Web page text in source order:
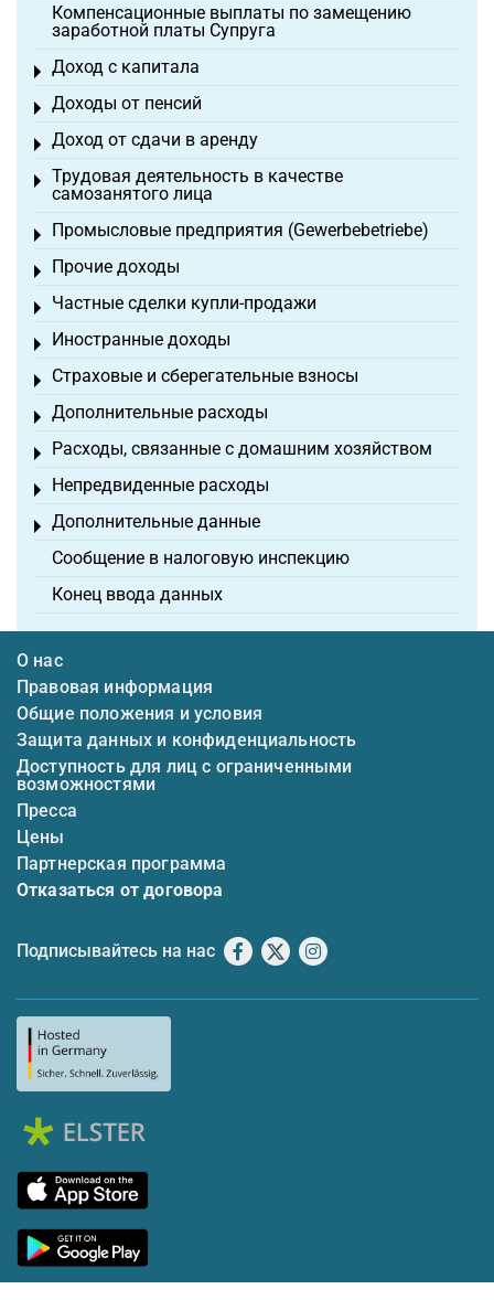
Компенсационные выплаты по замещению
заработной платы Супруга
Доход с капитала
Toggle menu
Доходы от пенсий
Toggle menu
Доход от сдачи в аренду
Toggle menu
Трудовая деятельность в качестве
самозанятого лица
Toggle menu
Промысловые предприятия (Gewerbebetriebe)
Toggle menu
Прочие доходы
Toggle menu
Частные сделки купли-продажи
Toggle menu
Иностранные доходы
Toggle menu
Страховые и сберегательные взносы
Toggle menu
Дополнительные расходы
Toggle menu
Расходы, связанные с домашним хозяйством
Toggle menu
Непредвиденные расходы
Toggle menu
Дополнительные данные
Toggle menu
Сообщение в налоговую инспекцию
Конец ввода данных
О нас
Правовая информация
Общие положения и условия
Защита данных и конфиденциальность
Доступность для лиц с ограниченными
возможностями
Пресса
Цены
Партнерская программа
Отказаться от договора
Подписывайтесь на нас Facebook
X Instagram